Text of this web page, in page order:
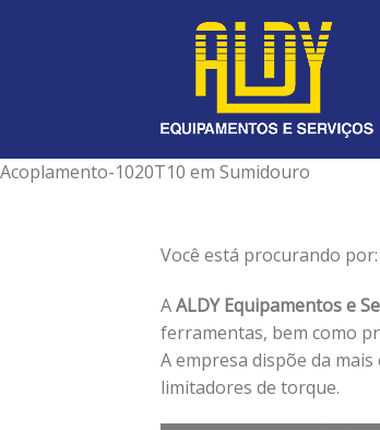
Acoplamento-1020T10 em Sumidouro
Você está procurando por:
AALDY Equipamentos e
ferramentas, bem como
A empresa dispõe da
limitadores de torque.